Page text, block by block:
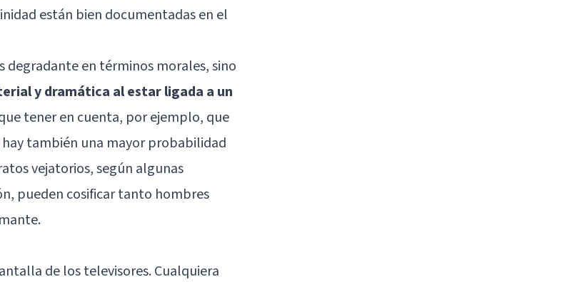
están bien documentadas en el
degradante en términos morales, sino
y dramática al estar ligada a un
tener en cuenta, por ejemplo, que
también una mayor probabilidad
vejatorios, según algunas
pueden cosificar tanto hombres
de los televisores. Cualquiera